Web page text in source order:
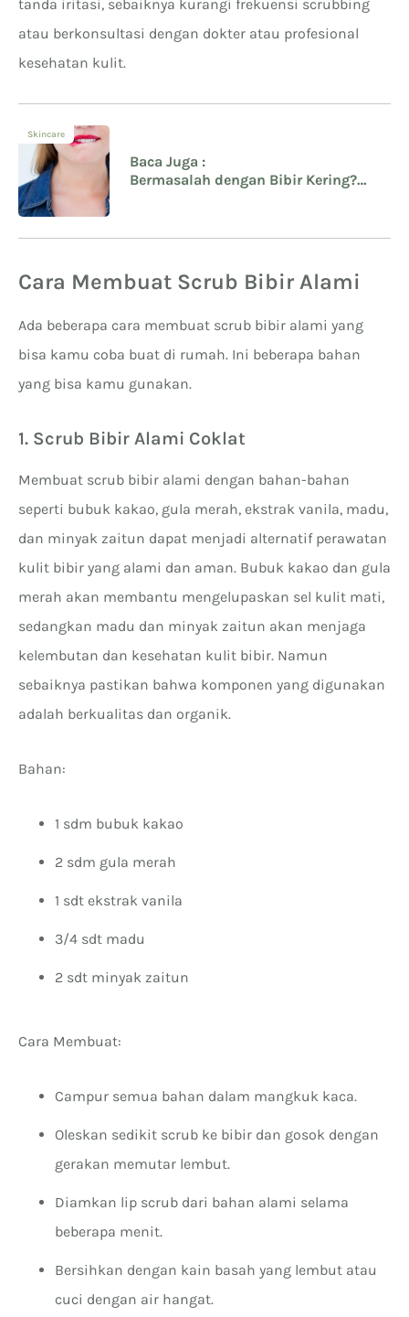
tanda iritasi, sebaiknya kurangi frekuensi scrubbing
atau berkonsultasi dengan dokter atau profesional
kesehatan kulit.
Skincare
Baca Juga :
Bermasalah dengan Bibir Kering?
Cara Membuat Scrub Bibir Alami
Ada beberapa cara membuat scrub bibir alami yang
bisa kamu coba buat di rumah. Ini beberapa bahan
yang bisa kamu gunakan.
1. Scrub Bibir Alami Coklat
Membuat scrub bibir alami dengan bahan-bahan
seperti bubuk kakao, gula merah, ekstrak vanila, madu,
dan minyak zaitun dapat menjadi alternatif perawatan
kulit bibir yang alami dan aman. Bubuk kakao dan gula
merah akan membantu mengelupaskan sel kulit mati,
sedangkan madu dan minyak zaitun akan menjaga
kelembutan dan kesehatan kulit bibir. Namun
sebaiknya pastikan bahwa komponen yang digunakan
adalah berkualitas dan organik.
Bahan:
1 sdm bubuk kakao
2 sdm gula merah
1 sdt ekstrak vanila
3/4 sdt madu
2 sdt minyak zaitun
Cara Membuat:
Campur semua bahan dalam mangkuk kaca.
Oleskan sedikit scrub ke bibir dan gosok dengan
gerakan memutar lembut.
Diamkan lip scrub dari bahan alami selama
beberapa menit.
Bersihkan dengan kain basah yang lembut atau
cuci dengan air hangat.